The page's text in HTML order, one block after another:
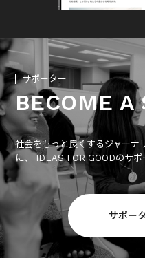
サポーター
BECOME A
社会をもっと良くするジャーナ
に、 IDEAS FOR GOODのサポ
サポー